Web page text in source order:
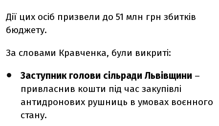
Дії цих осіб призвели до 51 млн грн збитків
бюджету.
За словами Кравченка, були викриті:
Заступник голови сільради Львівщини –
привласнив кошти під час закупівлі
антидронових рушниць в умовах воєнного
стану.